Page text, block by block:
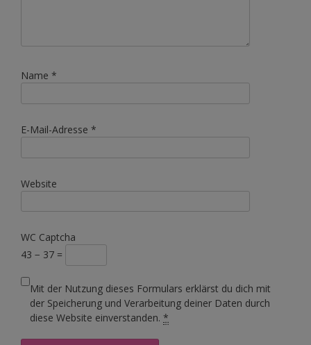
Name *
E-Mail-Adresse *
Website
WC Captcha
43 − 37 =
Mit der Nutzung dieses Formulars erklärst du dich mit
der Speicherung und Verarbeitung deiner Daten durch
diese Website einverstanden. *